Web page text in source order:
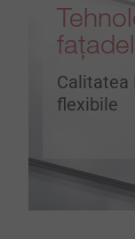
Calitatea
flexibile